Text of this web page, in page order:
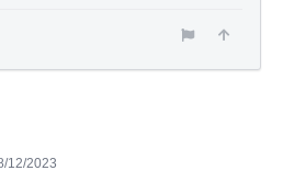
12/2023